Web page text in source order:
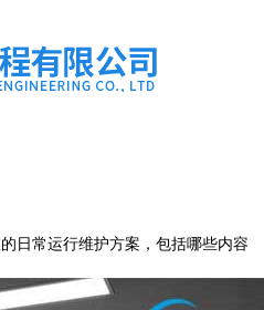
日常运行维护方案，包括哪些内容